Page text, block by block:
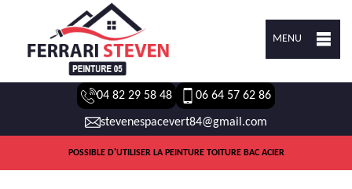
MENU
04 82 29 58 48 06 64 57 62 86
stevenespacevert84@gmail.com
POSSIBLE D'UTILISER LA PEINTURE TOITURE BAC ACIER